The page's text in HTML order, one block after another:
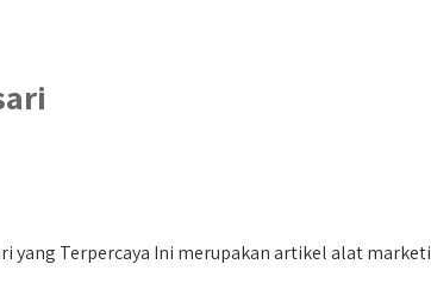
yang Terpercaya Ini merupakan artikel alat